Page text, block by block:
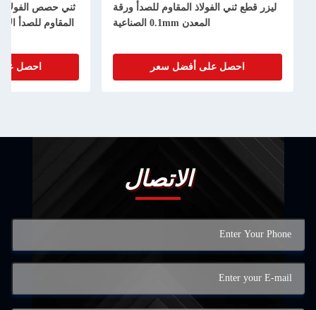
ثني الفولاذ المقاوم للصدأ ورقة
احصل على أفضل سعر
ثني حصص الفولاذ المقطوع بالليزر
المقاوم للصدأ الألومنيوم الفولاذ
احصل على أفضل سعر
الاتصال